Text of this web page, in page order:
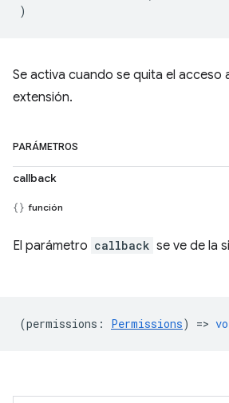
)
Se activa cuando se quita el acceso
extensión.
PARÁMETROS
callback
función
El parámetro callback se ve de la
(permissions : Permissions) =>